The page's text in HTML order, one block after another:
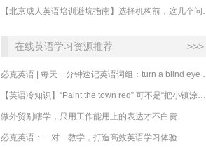
在线英语学习资源推荐 >>>
做外贸别瞎学，只用工作能用上的表达才不白费
必克英语：一对一教学，打造高效英语学习体验